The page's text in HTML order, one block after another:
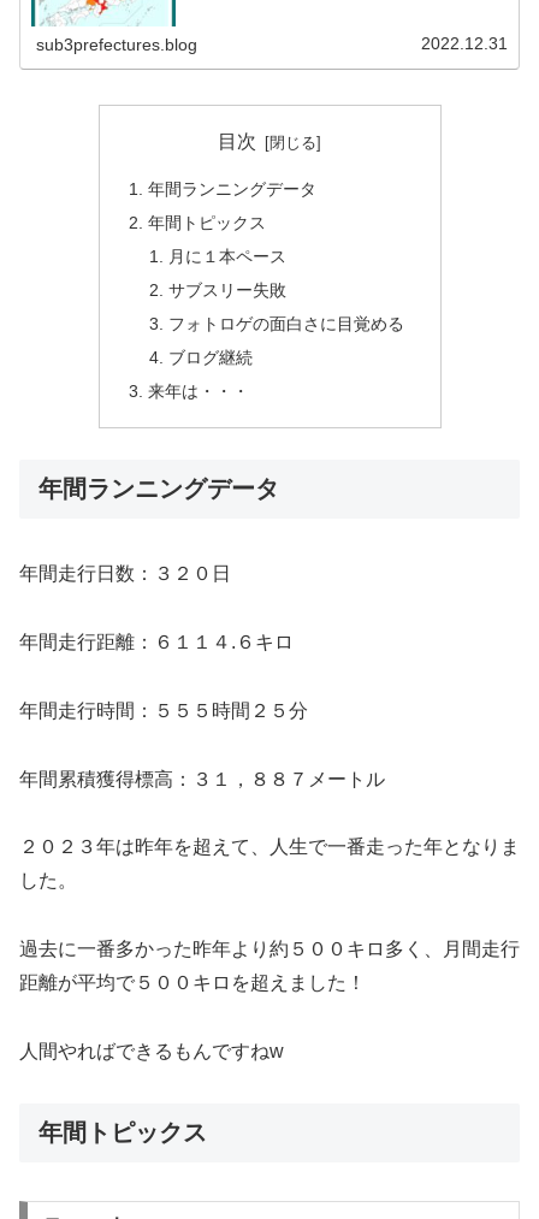
sub3prefectures.blog 2022.12.31
目次
年間ランニングデータ
年間トピックス
月に１本ペース
サブスリー失敗
フォトロゲの面白さに目覚める
ブログ継続
来年は・・・
年間ランニングデータ
年間走行日数：３２０日
年間走行距離：６１１４.６キロ
年間走行時間：５５５時間２５分
年間累積獲得標高：３１，８８７メートル
２０２３年は昨年を超えて、人生で一番走った年となりま
した。
過去に一番多かった昨年より約５００キロ多く、月間走行
距離が平均で５００キロを超えました！
人間やればできるもんですねw
年間トピックス